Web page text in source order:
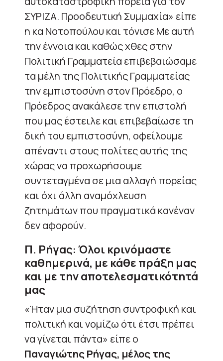
ΣΥΡΙΖΑ. Προοδευτική Συμμαχία» είπε
η κα Νοτοπούλου και τόνισε Με αυτή
την έννοια και καθώς χθες στην
Πολιτική Γραμματεία επιβεβαιώσαμε
τα μέλη της Πολιτικής Γραμματείας
την εμπιστοσύνη στον Πρόεδρο, ο
Πρόεδρος ανακάλεσε την επιστολή
που μας έστειλε και επιβεβαίωσε τη
δική του εμπιστοσύνη, οφείλουμε
απέναντι στους πολίτες αυτής της
χώρας να προχωρήσουμε
συντεταγμένα σε μια αλλαγή πορείας
και όχι άλλη αναμόχλευση
ζητημάτων που πραγματικά κανέναν
δεν αφορούν.
Π. Ρήγας: Όλοι κρινόμαστε
καθημερινά, με κάθε πράξη μας
και με την αποτελεσματικότητά
μας
«Ήταν μια συζήτηση συντροφική και
πολιτική και νομίζω ότι έτσι πρέπει
να γίνεται πάντα» είπε ο
Παναγιώτης Ρήγας, μέλος της